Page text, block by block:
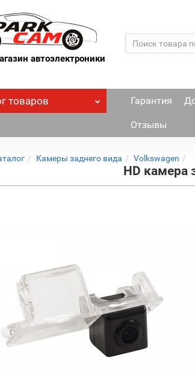
автоэлектроники
товаров Гарантия
Отзывы
Камеры заднего вида Volkswagen
HD камера